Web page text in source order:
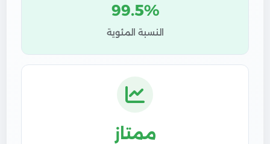
99.5%
النسبة المئوية
ممتاز